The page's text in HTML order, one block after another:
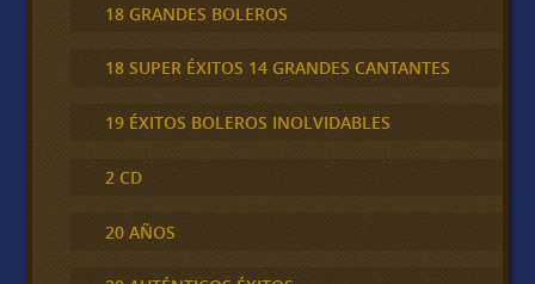
18 GRANDES BOLEROS
18 SUPER ÉXITOS 14 GRANDES CANTANTES
19 ÉXITOS BOLEROS INOLVIDABLES
2 CD
20 AÑOS